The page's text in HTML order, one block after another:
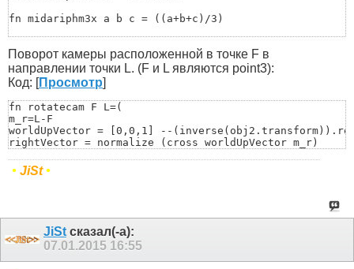
a=Arr[Arr.count-1]
for i=Arr.count-1 to 1 by -1 do
if a>Arr[i+1] then a=Arr[i+1]
)
return a
)
fn maximumArr Arr =(
a=Arr[Arr.count-1]
for i=Arr.count-1 to 1 by -1 do
(
if a<Arr[i+1] then a=Arr[i+1]
)
return a
fn midariphm3x a b c = ((a+b+c)/3)
	a=0
	for i=1 to Arr.count do(a+=Arr[i])
	b=a/Arr.count
	return b
	)
Поворот камеры расположенной в точке F в
направлении точки L. (F и L являются point3):
Код: [Просмотр]
fn rotatecam F L=(
m_r=L-F
worldUpVector = [0,0,1] --
rightVector = normalize (cross worldUpVector m_r)
cam_rotate=matrix3 rightVector upVector m_r L
return cam_rotate)
• JiSt•
JiSt сказал(-а):
07.01.2015 16:55